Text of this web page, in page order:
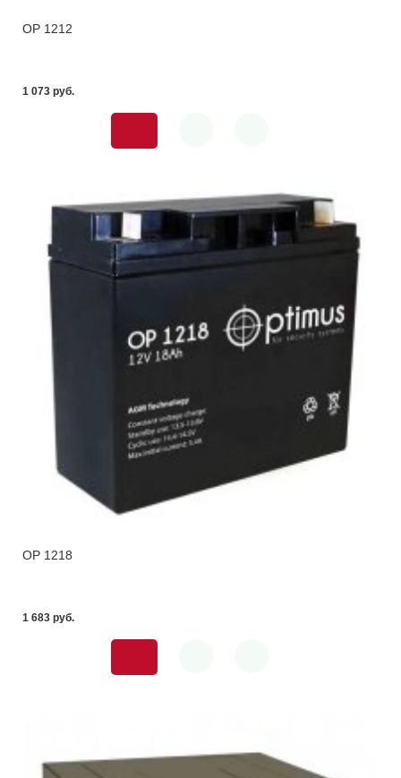
OP 1212
1 073 pуб.
OP 1218
1 683 pуб.